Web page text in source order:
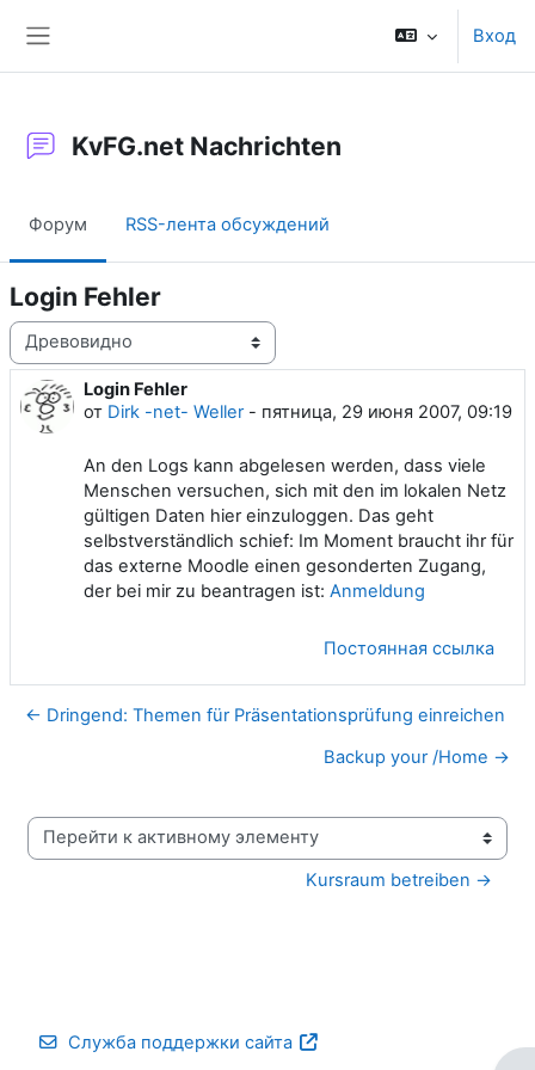
Вход
KvFG.net Nachrichten
Форум RSS-лента обсуждений
Login Fehler
Режим отображения
Login Fehler
от Dirk -net- Weller- пятница, 29 июня 2007, 09:19
Количество ответов: 0
An den Logs kann abgelesen werden, dass viele
Menschen versuchen, sich mit den im lokalen Netz
gültigen Daten hier einzuloggen. Das geht
selbstverständlich schief: Im Moment braucht ihr für
das externe Moodle einen gesonderten Zugang,
der bei mir zu beantragen ist: Anmeldung
Постоянная ссылка
← Dringend: Themen für Präsentationsprüfung einreichen
Backup your /Home →
Перейти к активному элементу
Kursraum betreiben →
Служба поддержки сайта